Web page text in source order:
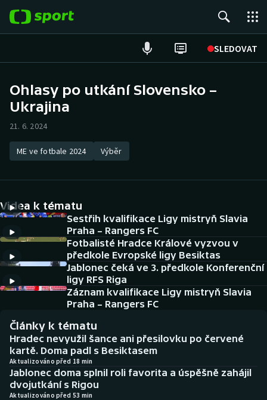
SLEDOVAT
Hokej
Atletika
DALŠÍ SPORTY
Americký fotbal
Baseball a softbal
Biatlon
Boby a skeleton
Box
NEPŘEHLÉDNĚTE
Historické návraty
Aplikace ČT sport
AZ kvíz
Ohlasy po utkání Slovensko –
Ukrajina
21. 6. 2024
ME ve fotbale 2024 Výběr
Videa k tématu
Sestřih kvalifikace Ligy mistryň Slavia
Praha – Rangers FC
Fotbalisté Hradce Králové vyzvou v
předkole Evropské ligy Besiktas
Jablonec čeká ve 3. předkole Konferenční
ligy RFS Riga
Záznam kvalifikace Ligy mistryň Slavia
Praha – Rangers FC
Články k tématu
Hradec nevyužil šance ani přesilovku po červené
kartě. Doma padl s Besiktasem
Aktualizováno před 18 min
Jablonec doma splnil roli favorita a úspěšně zahájil
dvojutkání s Rigou
Aktualizováno před 53 min